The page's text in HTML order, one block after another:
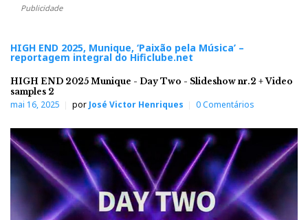
Publicidade
HIGH END 2025, Munique, ‘Paixão pela Música’ –
reportagem integral do Hificlube.net
HIGH END 2025 Munique - Day Two - Slideshow nr.2 + Video
samples 2
mai 16, 2025 por José Victor Henriques 0 Comentários